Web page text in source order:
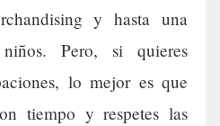
y hasta una
Pero, si quieres
lo mejor es que
tiempo y respetes las